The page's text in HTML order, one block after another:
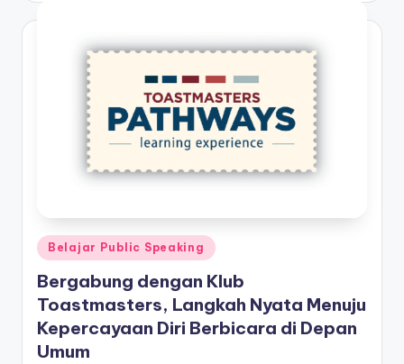
Posted
in
Belajar Public Speaking
Bergabung dengan Klub
Toastmasters, Langkah Nyata Menuju
Kepercayaan Diri Berbicara di Depan
Umum